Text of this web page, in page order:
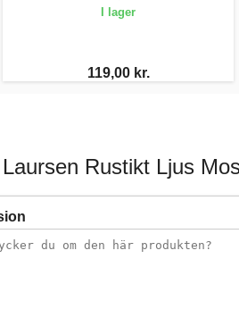
I lager
119,00 kr.
Rustikt Ljus